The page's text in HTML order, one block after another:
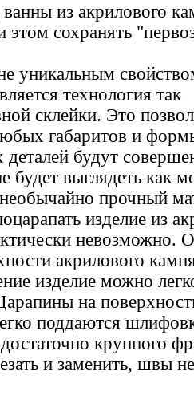
из акрилового
этом сохранять
уникальным
технология так
склейки. Это
габаритов и
будут
будет выглядеть как
прочный
изделие из
невозможно.
акрилового
изделие можно
на
поддаются
крупного
и заменить, швы